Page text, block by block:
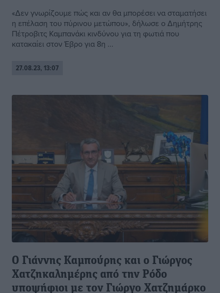
«Δεν γνωρίζουμε πώς και αν θα μπορέσει να σταματήσει
η επέλαση του πύρινου μετώπου», δήλωσε ο Δημήτρης
Πέτροβιτς Καμπανάκι κινδύνου για τη φωτιά που
κατακαίει στον Έβρο για 8η ...
27.08.23, 13:07
O Γιάννης Καμπούρης και ο Γιώργος
Χατζηκαλημέρης από την Ρόδο
υποψήφιοι με τον Γιώργο Χατζημάρκο